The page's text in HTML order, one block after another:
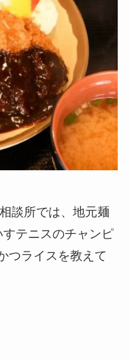
談所では、地元麺
テニスのチャンピ
つライスを教えて